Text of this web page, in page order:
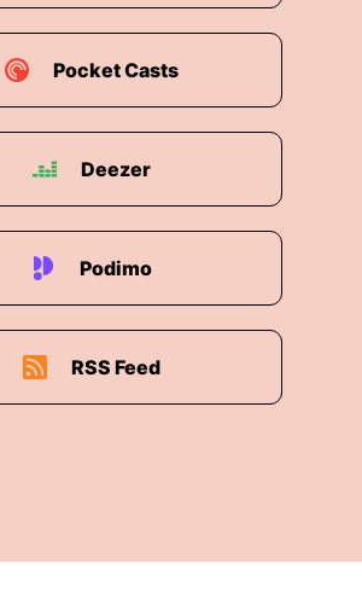
Pocket Casts
Deezer
Podimo
RSS Feed